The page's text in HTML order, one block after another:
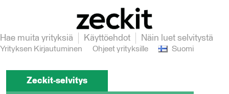
Hae muita yrityksiä Käyttöehdot Näin luet selvitystä
Yrityksen Kirjautuminen Ohjeet yrityksille Suomi
Zeckit-selvitys